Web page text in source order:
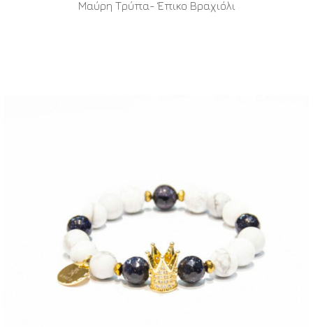
Μαύρη Τρύπα- Έπικο Βραχιόλι